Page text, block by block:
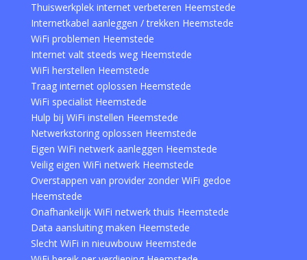
Thuiswerkplek internet verbeteren Heemstede
Internetkabel aanleggen / trekken Heemstede
WiFi problemen Heemstede
Internet valt steeds weg Heemstede
WiFi herstellen Heemstede
Traag internet oplossen Heemstede
WiFi specialist Heemstede
Hulp bij WiFi instellen Heemstede
Netwerkstoring oplossen Heemstede
Eigen WiFi netwerk aanleggen Heemstede
Veilig eigen WiFi netwerk Heemstede
Overstappen van provider zonder WiFi gedoe
Heemstede
Onafhankelijk WiFi netwerk thuis Heemstede
Data aansluiting maken Heemstede
Slecht WiFi in nieuwbouw Heemstede